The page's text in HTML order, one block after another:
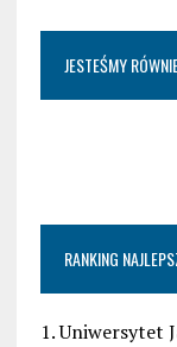
JESTEŚMY
RANKING
1. Uniwersytet